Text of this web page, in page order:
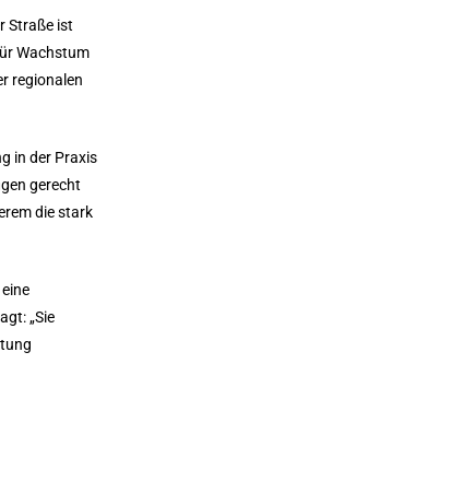
Straße ist
Wachstum
regionalen
in der Praxis
gerecht
die stark
„Sie